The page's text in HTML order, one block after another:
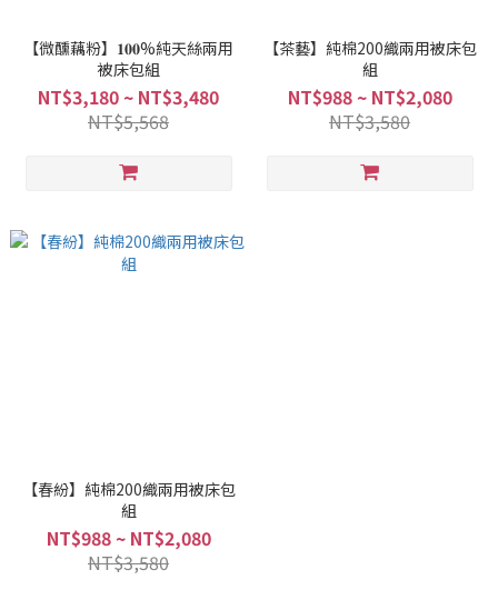
【微醺藕粉】𝟏𝟎𝟎%純天絲兩用
被床包組
NT$3,180 ~ NT$3,480
NT$5,568
【茶藝】純棉200織兩用被床包
組
NT$988 ~ NT$2,080
NT$3,580
【春紛】純棉200織兩用被床包
組
NT$988 ~ NT$2,080
NT$3,580